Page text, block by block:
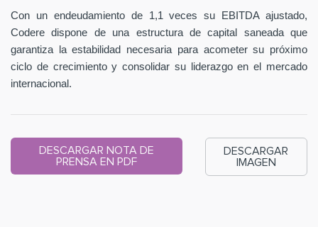
Con un endeudamiento de 1,1 veces su EBITDA ajustado,
Codere dispone de una estructura de capital saneada que
garantiza la estabilidad necesaria para acometer su próximo
ciclo de crecimiento y consolidar su liderazgo en el mercado
internacional.
DESCARGAR NOTA DE
PRENSA EN PDF
DESCARGAR
IMAGEN